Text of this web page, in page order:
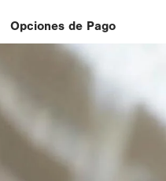
Opciones de Pago